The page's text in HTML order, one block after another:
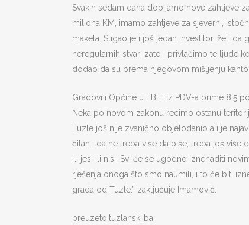
Svakih sedam dana dobijamo nove zahtjeve
miliona KM, imamo zahtjeve za sjeverni,
maketa. Stigao je i još jedan investitor, želi
neregularnih stvari zato i privlačimo te ljude
dodao da su prema njegovom mišljenju
Gradovi i Općine u FBiH iz PDV-a prime 8,5
Neka po novom zakonu recimo ostanu
Tuzle još nije zvanično objelodanio ali je
čitan i da ne treba više da piše, treba još više
ili jesi ili nisi. Svi će se ugodno iznenaditi
rješenja onoga što smo naumili, i to će biti
grada od Tuzle.” zaključuje Imamović.
preuzeto:tuzlanski.ba